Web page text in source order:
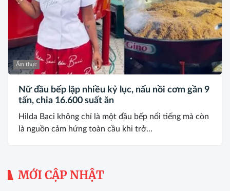
Ẩm thực
Nữ đầu bếp lập nhiều kỷ lục, nấu nồi cơm gần 9
tấn, chia 16.600 suất ăn
Hilda Baci không chỉ là một đầu bếp nổi tiếng mà còn
là nguồn cảm hứng toàn cầu khi trở...
MỚI CẬP NHẬT